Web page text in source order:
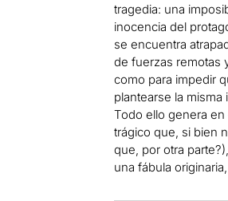
tragedia: una
inocencia del
se encuentra
de fuerzas remotas
como para impedir
plantearse la
Todo ello genera
trágico que, si bien
que, por otra
una fábula